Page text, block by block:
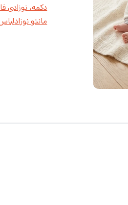
دکمه، نوزادی
مانتو نوزاد